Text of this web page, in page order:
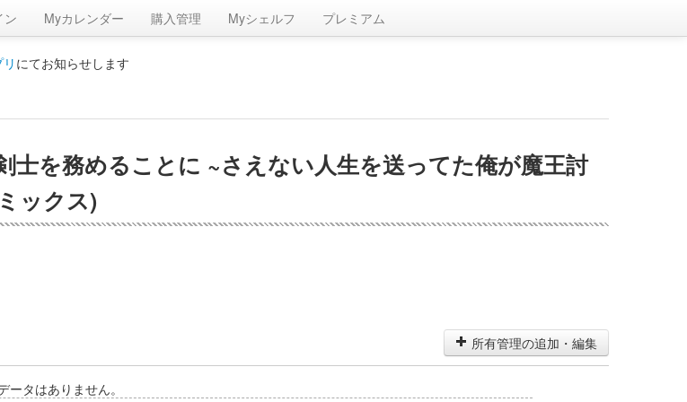
ン Myカレンダー 購入管理 Myシェルフ プレミアム
にてお知らせします
士を務めることに ~さえない人生を送ってた俺が魔王討
ックス)
所有管理の追加・編集
タはありません。